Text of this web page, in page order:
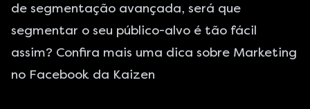
de segmentação avançada, será que
segmentar o seu público-alvo é tão fácil
assim? Confira mais uma dica sobre Marketing
no Facebook da Kaizen